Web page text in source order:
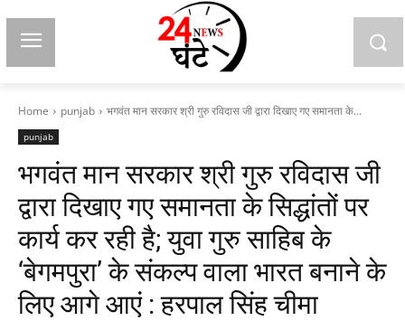
Home punjab भगवंत मान सरकार श्री गुरु रविदास जी द्वारा दिखाए गए समानता के...
punjab
भगवंत मान सरकार श्री गुरु रविदास जी
द्वारा दिखाए गए समानता के सिद्धांतों पर
कार्य कर रही है; युवा गुरु साहिब के
‘बेगमपुरा’ के संकल्प वाला भारत बनाने के
लिए आगे आएं : हरपाल सिंह चीमा